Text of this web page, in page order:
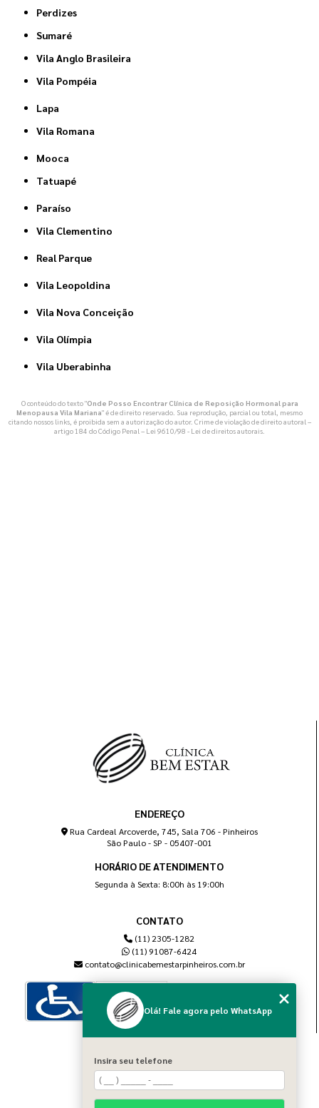
Perdizes
Sumaré
Vila Anglo Brasileira
Vila Pompéia
Lapa
Vila Romana
Mooca
Tatuapé
Paraíso
Vila Clementino
Real Parque
Vila Leopoldina
Vila Nova Conceição
Vila Olímpia
Vila Uberabinha
O conteúdo do texto "Onde Posso Encontrar Clínica de Reposição Hormonal para
Menopausa Vila Mariana" é de direito reservado. Sua reprodução, parcial ou total, mesmo
citando nossos links, é proibida sem a autorização do autor. Crime de violação de direito autoral –
artigo 184 do Código Penal – Lei 9610/98 - Lei de direitos autorais
ENDEREÇO
Rua Cardeal Arcoverde, 745, Sala 706 - Pinheiros
São Paulo - SP - 05407-001
HORÁRIO DE ATENDIMENTO
Segunda à Sexta: 8:00h às 19:00h
CONTATO
(11) 2305-1282
(11) 91087-6424
contato@clinicabemestarpinheiros.com.br
Home
Sobre nós
Blog
Olá! Fale agora pelo WhatsApp
Insira seu telefone